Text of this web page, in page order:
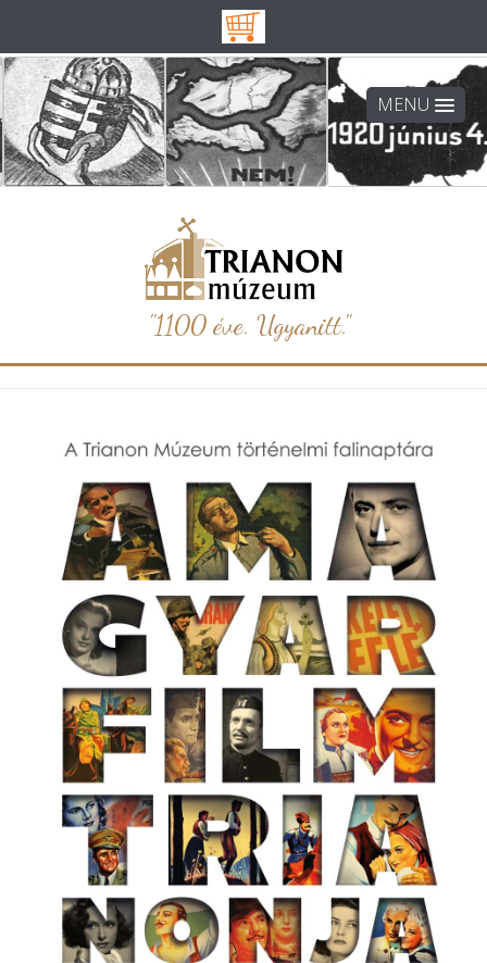
MENU
"1100 éve. Ugyanitt."